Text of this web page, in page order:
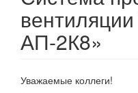
АП-2К8»
Уважаемые коллеги!